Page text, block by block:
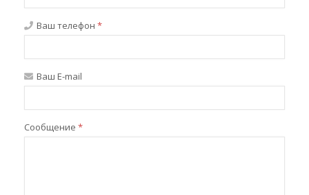
Ваш телефон *
Ваш E-mail
Сообщение *